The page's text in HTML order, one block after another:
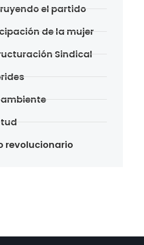
el partido
de la mujer
Sindical
revolucionario